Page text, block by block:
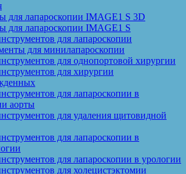
для лапароскопии IMAGE1 S 3D
для лапароскопии IMAGE1 S
для лапароскопии
для минилапароскопии
для однопортовой хирургии
для хирургии
для лапароскопии в
аорты
для удаления щитовидной
для лапароскопии в
для лапароскопии в урологии
для холецистэктомии